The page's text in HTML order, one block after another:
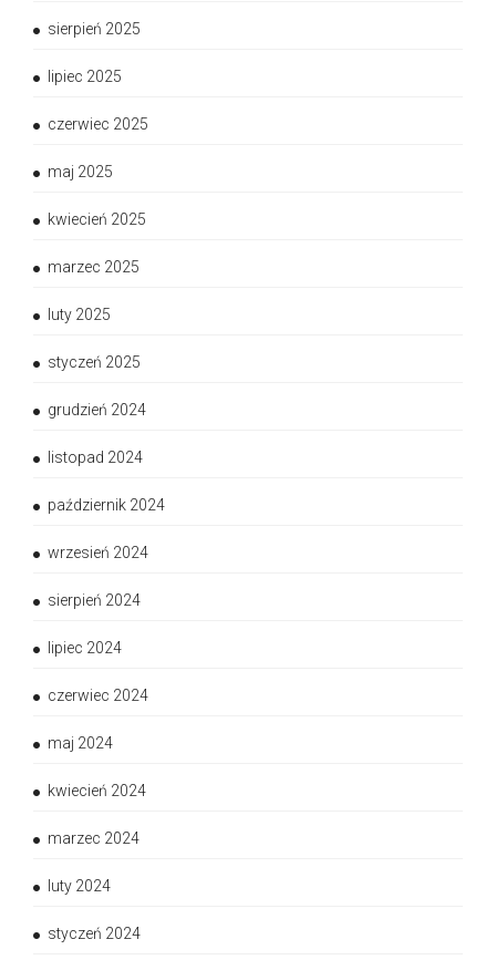
sierpień 2025
lipiec 2025
czerwiec 2025
maj 2025
kwiecień 2025
marzec 2025
luty 2025
styczeń 2025
grudzień 2024
listopad 2024
październik 2024
wrzesień 2024
sierpień 2024
lipiec 2024
czerwiec 2024
maj 2024
kwiecień 2024
marzec 2024
luty 2024
styczeń 2024